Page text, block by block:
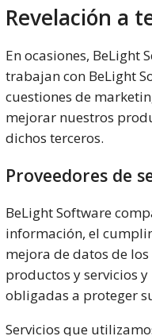
Revelación a
En ocasiones,
trabajan con BeLight
cuestiones de
mejorar nuestros
dichos terceros.
Proveedores de
BeLight Software
información, el
mejora de datos de
productos y servicios
obligadas a proteger
Servicios que